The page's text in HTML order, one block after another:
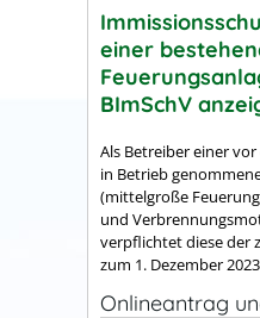
einer
BImSchV
Als Betreiber einer
in Betrieb
(mittelgroße
und
verpflichtet diese der
zum 1. Dezember
Onlineantrag